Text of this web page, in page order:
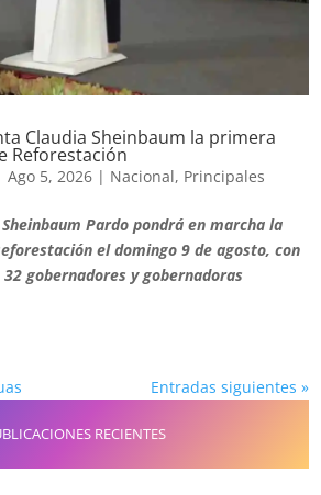
Claudia Sheinbaum la primera
Reforestación
Ago 5, 2026 | Nacional, Principales
Pardo pondrá en marcha la
el domingo 9 de agosto, con
gobernadores y gobernadoras
Entradas siguientes »
RECIENTES